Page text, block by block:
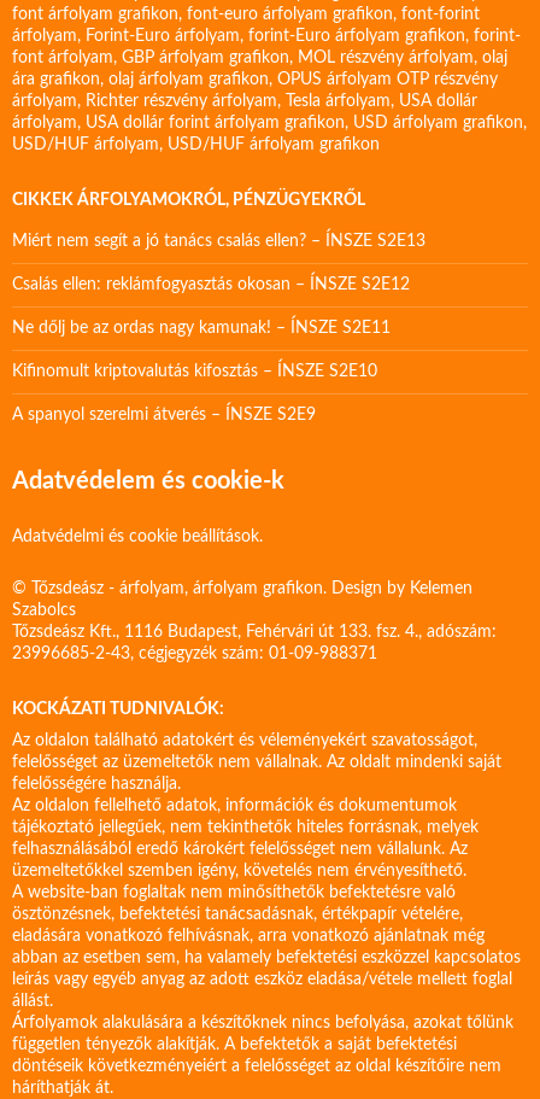
font árfolyam grafikon, font-euro árfolyam grafikon, font-forint
árfolyam, Forint-Euro árfolyam, forint-Euro árfolyam grafikon, forint-
font árfolyam, GBP árfolyam grafikon, MOL részvény árfolyam, olaj
ára grafikon, olaj árfolyam grafikon, OPUS árfolyam OTP részvény
árfolyam, Richter részvény árfolyam, Tesla árfolyam, USA dollár
árfolyam, USA dollár forint árfolyam grafikon, USD árfolyam grafikon,
USD/HUF árfolyam, USD/HUF árfolyam grafikon
CIKKEK ÁRFOLYAMOKRÓL, PÉNZÜGYEKRŐL
Miért nem segít a jó tanács csalás ellen? – ÍNSZE S2E13
Csalás ellen: reklámfogyasztás okosan – ÍNSZE S2E12
Ne dőlj be az ordas nagy kamunak! – ÍNSZE S2E11
Kifinomult kriptovalutás kifosztás – ÍNSZE S2E10
A spanyol szerelmi átverés – ÍNSZE S2E9
Adatvédelem és cookie-k
Adatvédelmi és cookie beállítások.
© Tőzsdeász - árfolyam, árfolyam grafikon. Design by Kelemen
Szabolcs
Tőzsdeász Kft., 1116 Budapest, Fehérvári út 133. fsz. 4., adószám:
23996685-2-43, cégjegyzék szám: 01-09-988371
KOCKÁZATI TUDNIVALÓK:
Az oldalon található adatokért és véleményekért szavatosságot,
felelősséget az üzemeltetők nem vállalnak. Az oldalt mindenki saját
felelősségére használja.
Az oldalon fellelhető adatok, információk és dokumentumok
tájékoztató jellegűek, nem tekinthetők hiteles forrásnak, melyek
felhasználásából eredő károkért felelősséget nem vállalunk. Az
üzemeltetőkkel szemben igény, követelés nem érvényesíthető.
A website-ban foglaltak nem minősíthetők befektetésre való
ösztönzésnek, befektetési tanácsadásnak, értékpapír vételére,
eladására vonatkozó felhívásnak, arra vonatkozó ajánlatnak még
abban az esetben sem, ha valamely befektetési eszközzel kapcsolatos
leírás vagy egyéb anyag az adott eszköz eladása/vétele mellett foglal
állást.
Árfolyamok alakulására a készítőknek nincs befolyása, azokat tőlünk
független tényezők alakítják. A befektetők a saját befektetési
döntéseik következményeiért a felelősséget az oldal készítőire nem
háríthatják át.